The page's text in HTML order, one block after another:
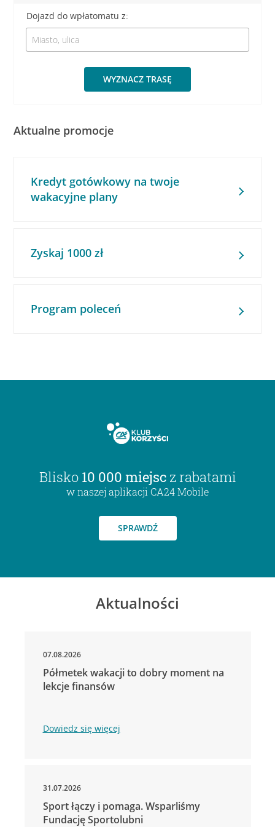
Dojazd do wpłatomatu z:
WYZNACZ TRASĘ
Aktualne promocje
Kredyt gotówkowy na twoje
wakacyjne plany
Zyskaj 1000 zł
Program poleceń
Blisko 10 000 miejsc z rabatami
w naszej aplikacji CA24 Mobile
SPRAWDŹ
Aktualności
07.08.2026
Półmetek wakacji to dobry moment na
lekcje finansów
Dowiedz się więcej
31.07.2026
Sport łączy i pomaga. Wsparliśmy
Fundację Sportolubni